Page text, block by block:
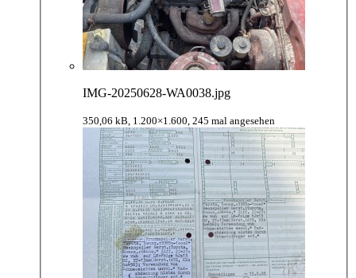
IMG-20250628-WA0038.jpg
350,06 kB, 1.200×1.600, 245 mal angesehen